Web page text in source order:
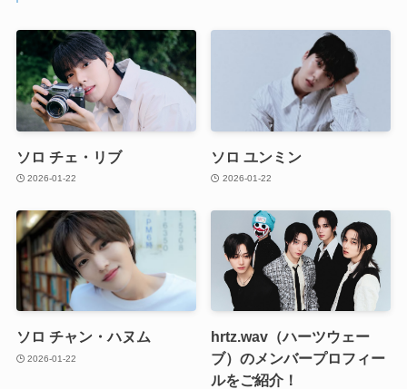
ソロ チェ・リブ
2026-01-22
ソロ ユンミン
2026-01-22
ソロ チャン・ハヌム
2026-01-22
hrtz.wav（ハーツウェー
ブ）のメンバープロフィー
ルをご紹介！